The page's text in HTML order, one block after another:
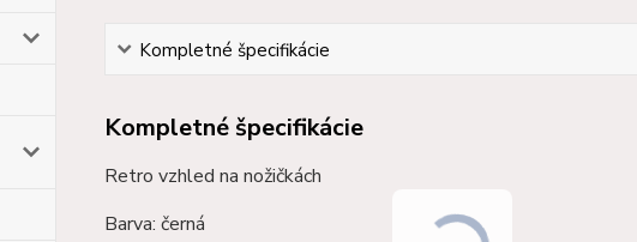
Kompletné špecifikácie
Kompletné špecifikácie
Retro vzhled na nožičkách
Barva: černá